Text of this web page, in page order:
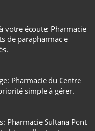
votre écoute: Pharmacie
de parapharmacie
Pharmacie du Centre
simple à gérer.
Pharmacie Sultana Pont